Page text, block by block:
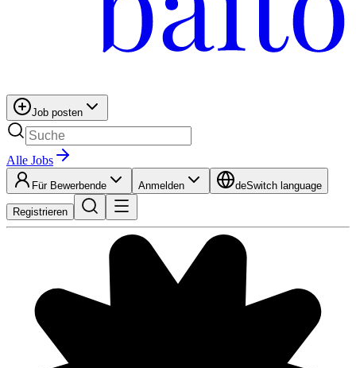
Job posten
Alle Jobs
Für Bewerbende Anmelden deSwitch language
Registrieren